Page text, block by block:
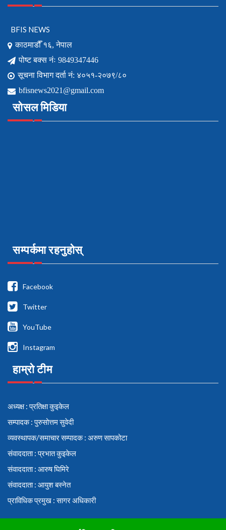
BFIS NEWS
काठमाडौँ १६, नेपाल
पोष्ट बक्स नंः 9849347446
सूचना विभाग दर्ता नं: ४०५१-२०७९/८०
bfisnews2021@gmail.com
सोसल मिडिया
सम्पर्कमा रहनुहोस्
Facebook
Twitter
YouTube
Instagram
हाम्रो टीम
अध्यक्ष : प्रतिक्षा कुइकेल
सम्पादक : पुरुसोत्तम सुवेदी
व्यवस्थापक/समाचार सम्पादक : अरुण सापकोटा
संवाददाता : प्रभात कुइकेल
संवाददाता : आरुष घिमिरे
संवाददाता : आयुश बस्नेत
प्राविधिक प्रमुख : सागर अधिकारी